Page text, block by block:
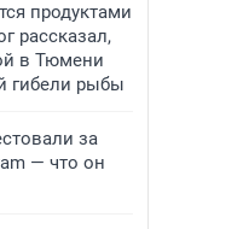
продуктами
рассказал,
в Тюмени
гибели рыбы
за
— что он